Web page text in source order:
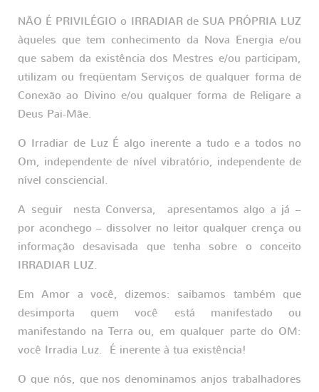
NÃO É PRIVILÉGIO o IRRADIAR de SUA PRÓPRIA LUZ
àqueles que tem conhecimento da Nova Energia e/ou
que sabem da existência dos Mestres e/ou participam,
utilizam ou freqüentam Serviços de qualquer forma de
Conexão ao Divino e/ou qualquer forma de Religare a
Deus Pai-Mãe.
O Irradiar de Luz É algo inerente a tudo e a todos no
Om, independente de nível vibratório, independente de
nível consciencial.
A seguir nesta Conversa, apresentamos algo a já –
por aconchego – dissolver no leitor qualquer crença ou
informação desavisada que tenha sobre o conceito
IRRADIAR LUZ.
Em Amor a você, dizemos: saibamos também que
desimporta quem você está manifestado ou
manifestando na Terra ou, em qualquer parte do OM:
você Irradia Luz. É inerente à tua existência!
O que nós, que nos denominamos anjos trabalhadores